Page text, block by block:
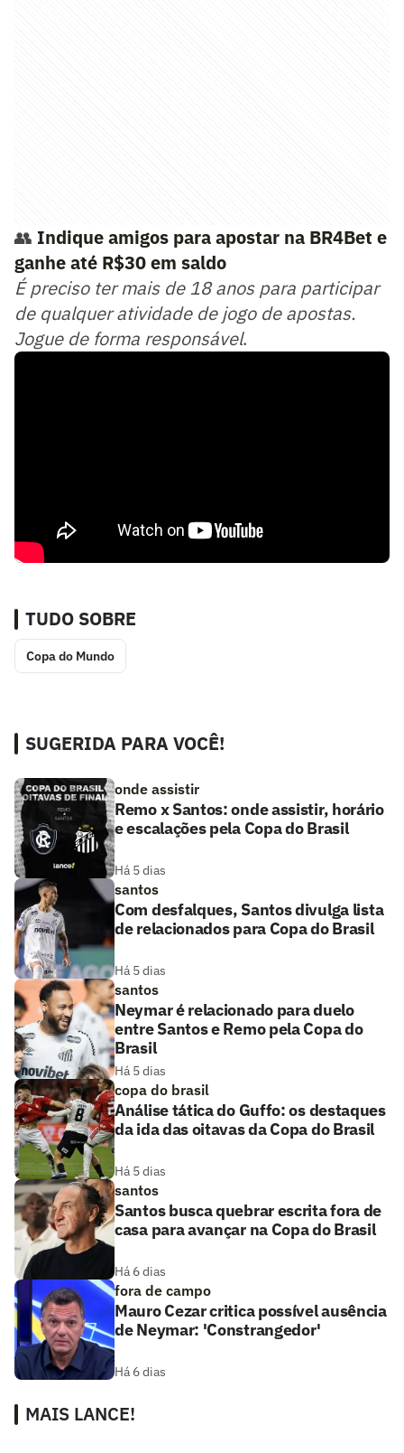
👥 Indique amigos para apostar na BR4Bet e
ganhe até R$30 em saldo
É preciso ter mais de 18 anos para participar
de qualquer atividade de jogo de apostas.
Jogue de forma responsável.
TUDO SOBRE
Copa do Mundo
SUGERIDA PARA VOCÊ!
onde assistir
Remo x Santos: onde assistir, horário
e escalações pela Copa do Brasil
Há 5 dias
santos
Com desfalques, Santos divulga lista
de relacionados para Copa do Brasil
Há 5 dias
santos
Neymar é relacionado para duelo
entre Santos e Remo pela Copa do
Brasil
Há 5 dias
copa do brasil
Análise tática do Guffo: os destaques
da ida das oitavas da Copa do Brasil
Há 5 dias
santos
Santos busca quebrar escrita fora de
casa para avançar na Copa do Brasil
Há 6 dias
fora de campo
Mauro Cezar critica possível ausência
de Neymar: 'Constrangedor'
Há 6 dias
MAIS LANCE!